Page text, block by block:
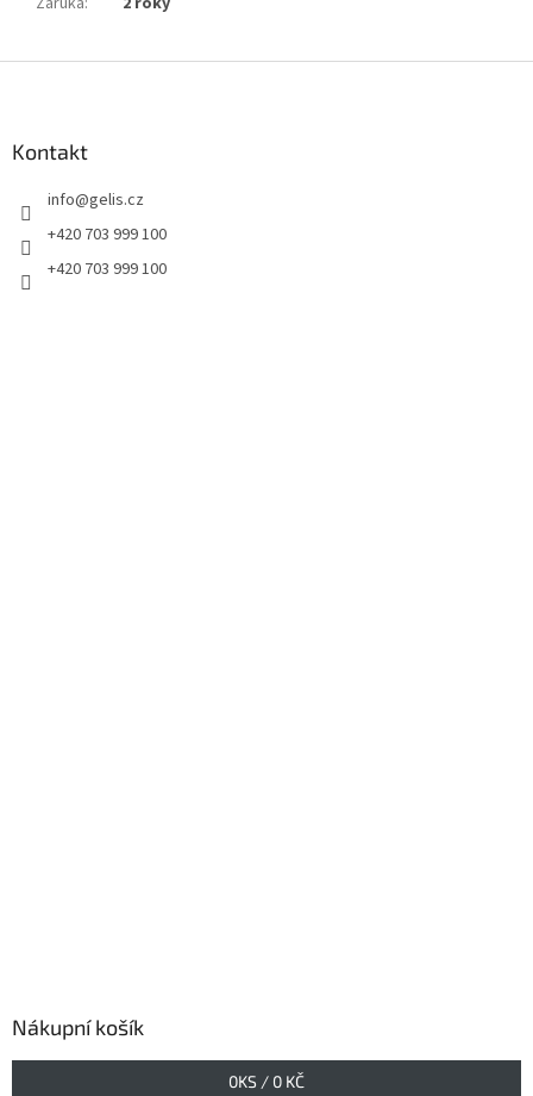
Kontakt
info@gelis.cz
+420 703 999 100
+420 703 999 100
Nákupní košík
0KS / 0 KČ